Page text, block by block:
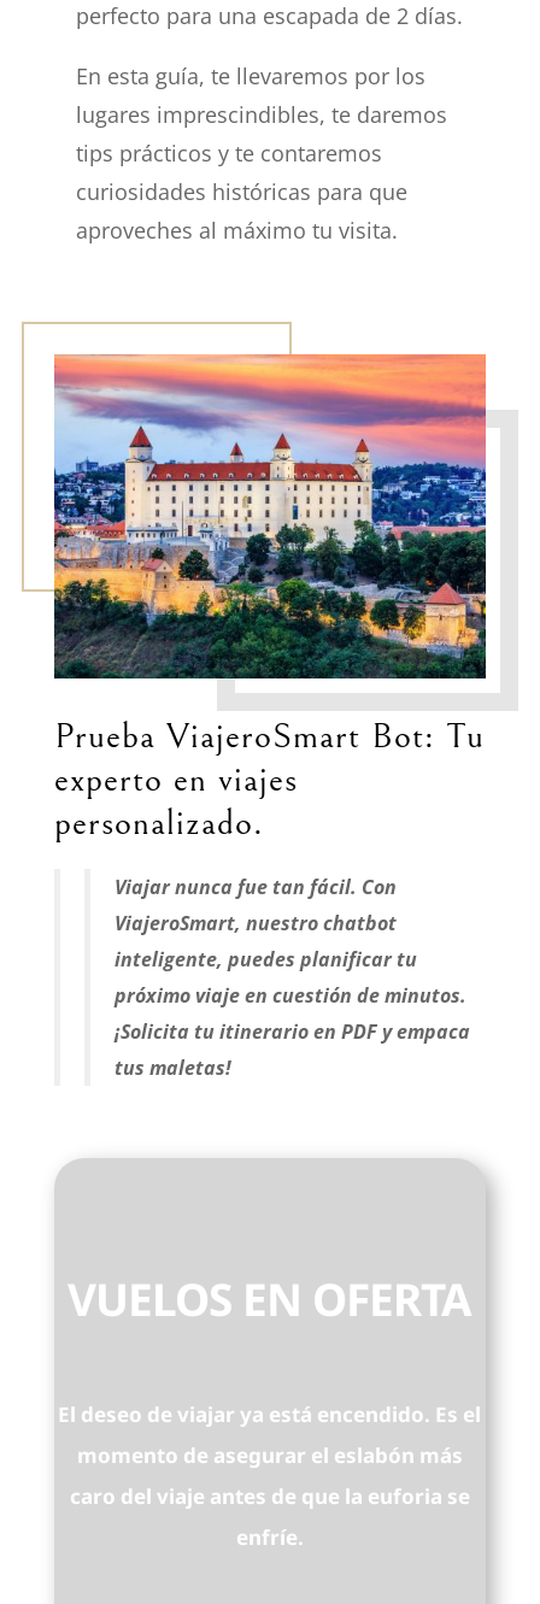
perfecto para una escapada de 2 días.
En esta guía, te llevaremos por los
lugares imprescindibles, te daremos
tips prácticos y te contaremos
curiosidades históricas para que
aproveches al máximo tu visita.
Prueba ViajeroSmart Bot: Tu
experto en viajes
personalizado.
Viajar nunca fue tan fácil. Con
ViajeroSmart, nuestro chatbot
inteligente, puedes planificar tu
próximo viaje en cuestión de minutos.
¡Solicita tu itinerario en PDF y empaca
tus maletas!
VUELOS EN OFERTA
El deseo de viajar ya está encendido. Es el
momento de asegurar el eslabón más
caro del viaje antes de que la euforia se
enfríe.